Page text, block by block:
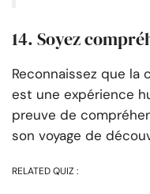
14. Soyez
Reconnaissez que la
est une expérience
preuve de
son voyage de
RELATED QUIZ :